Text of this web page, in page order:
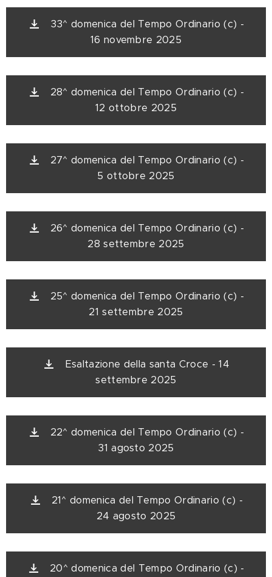
33^ domenica del Tempo Ordinario (c) -
16 novembre 2025
28^ domenica del Tempo Ordinario (c) -
12 ottobre 2025
27^ domenica del Tempo Ordinario (c) -
5 ottobre 2025
26^ domenica del Tempo Ordinario (c) -
28 settembre 2025
25^ domenica del Tempo Ordinario (c) -
21 settembre 2025
Esaltazione della santa Croce - 14
settembre 2025
22^ domenica del Tempo Ordinario (c) -
31 agosto 2025
21^ domenica del Tempo Ordinario (c) -
24 agosto 2025
20^ domenica del Tempo Ordinario (c) -